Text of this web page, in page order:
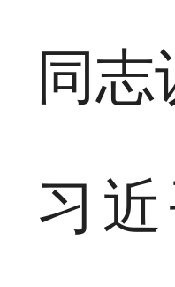
同志
习